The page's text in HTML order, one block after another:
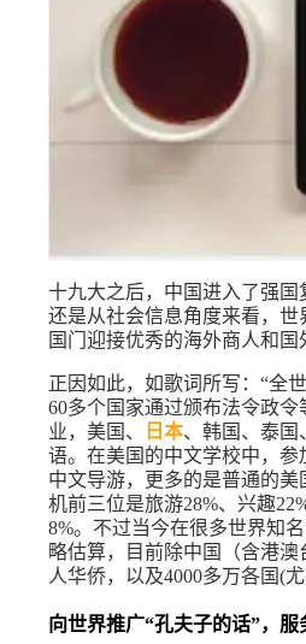
十九大之后，中国进入了强
还是从社会信息角度来看，
国门迎接优秀的海外商人和国
正因如此，如歌词所写：“全
60多个国家通过颁布法令政
业，美国、
日本、韩国、泰国
语。在美国的中文学校中，
中文导游，更多的是普通的
机前三位是旅游28%、兴趣
8%。不过当今在很多世界知
略估算，目前除中国（含港
人华侨，以及4000多万各国(
向世界推广“孔夫子的话”，